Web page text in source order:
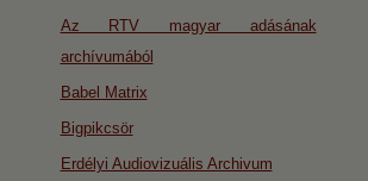
Az RTV magyar adásának
archívumából
Babel Matrix
Bigpikcsör
Erdélyi Audiovizuális Archivum